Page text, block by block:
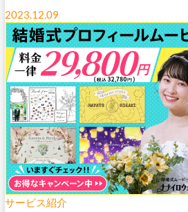
2023.12.09
サービス紹介